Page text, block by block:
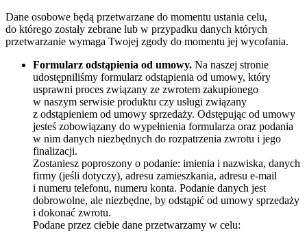
Dane osobowe będą przetwarzane do momentu ustania celu,
do którego zostały zebrane lub w przypadku danych których
przetwarzanie wymaga Twojej zgody do momentu jej wycofania.
Formularz odstąpienia od umowy. Na naszej stronie
udostępniliśmy formularz odstąpienia od umowy, który
usprawni proces związany ze zwrotem zakupionego
w naszym serwisie produktu czy usługi związany
z odstąpieniem od umowy sprzedaży. Odstępując od umowy
jesteś zobowiązany do wypełnienia formularza oraz podania
w nim danych niezbędnych do rozpatrzenia zwrotu i jego
finalizacji.
Zostaniesz poproszony o podanie: imienia i nazwiska, danych
firmy (jeśli dotyczy), adresu zamieszkania, adresu e-mail
i numeru telefonu, numeru konta. Podanie danych jest
dobrowolne, ale niezbędne, by odstąpić od umowy sprzedaży
i dokonać zwrotu.
Podane przez ciebie dane przetwarzamy w celu: